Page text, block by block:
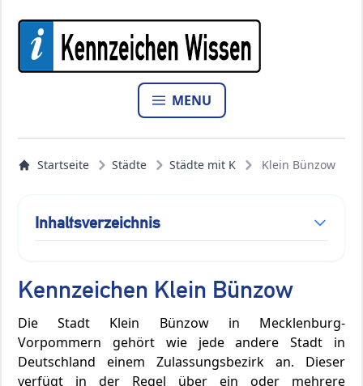
MENU
Startseite Städte Städte mit K Klein Bünzow
Kennzeichen Klein Bünzow
Die Stadt Klein Bünzow in Mecklenburg-
Vorpommern gehört wie jede andere Stadt in
Deutschland einem Zulassungsbezirk an. Dieser
verfügt in der Regel über ein oder mehrere
Inhaltsverzeichnis